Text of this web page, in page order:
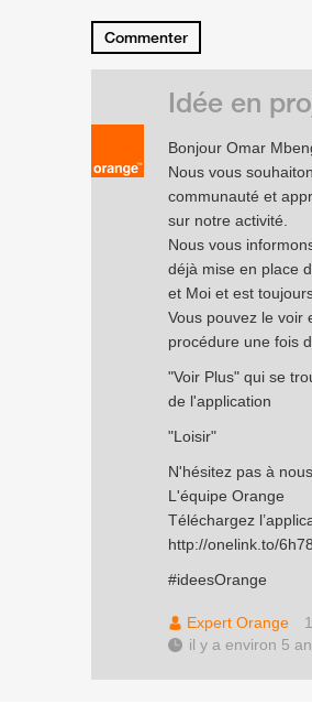
Commenter
Bonjour Omar
Nous vous
communauté et
sur notre activité.
Nous vous
déjà mise en place
et Moi et est
Vous pouvez le voir
procédure une fois
"Voir Plus" qui se
de l'application
"Loisir"
N'hésitez pas à
L'équipe Orange
Téléchargez
http://onelink.to/
#ideesOrange
Expert Orange
il y a environ 5
Idée en